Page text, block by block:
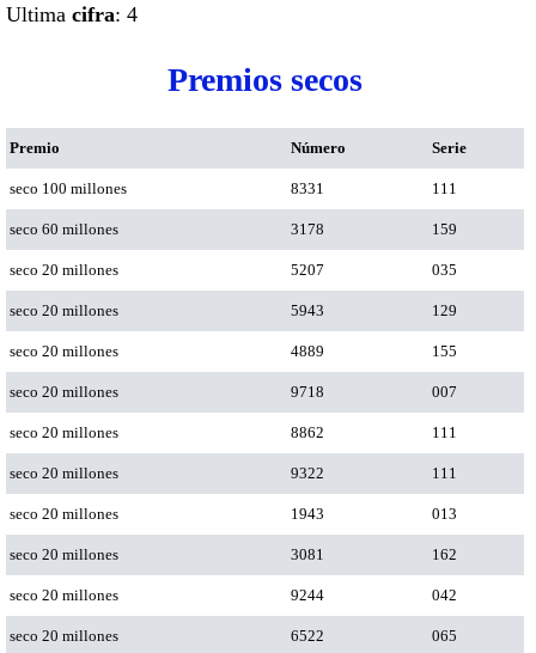
Ultima cifra: 4
Premios secos
Premio Número Serie
seco 100 millones 8331 111
seco 60 millones 3178 159
seco 20 millones 5207 035
seco 20 millones 5943 129
seco 20 millones 4889 155
seco 20 millones 9718 007
seco 20 millones 8862 111
seco 20 millones 9322 111
seco 20 millones 1943 013
seco 20 millones 3081 162
seco 20 millones 9244 042
seco 20 millones 6522 065